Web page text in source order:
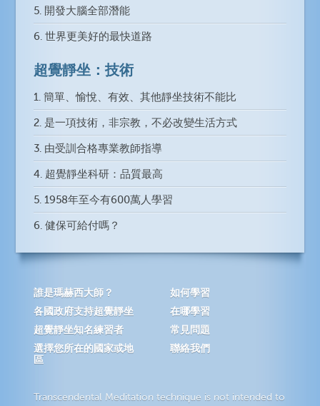
5. 開發大腦全部潛能
6. 世界更美好的最快道路
超覺靜坐：技術
1. 簡單、愉悅、有效、其他靜坐技術不能比
2. 是一項技術，非宗教，不必改變生活方式
3. 由受訓合格專業教師指導
4. 超覺靜坐科研：品質最高
5. 1958年至今有600萬人學習
6. 健保可給付嗎？
誰是瑪赫西大師？
各國政府支持超覺靜坐
超覺靜坐知名練習者
選擇您所在的國家或地
區
如何學習
在哪學習
常見問題
聯絡我們
Transcendental Meditation technique is not intended to